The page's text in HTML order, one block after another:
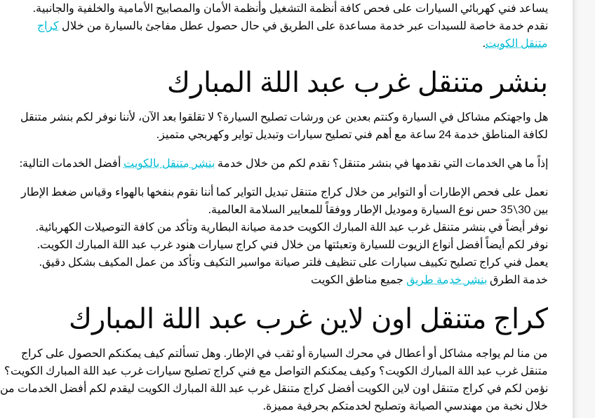
يساعد فني كهربائي السيارات على فحص كافة أنظمة التشغيل وأنظمة الأمان والمصابيح الأمامية والخلفية والجانبية.
نقدم خدمة خاصة للسيدات عبر خدمة مساعدة على الطريق في حال حصول عطل مفاجئ بالسيارة من خلال كراج
متنقل الكويت.
بنشر متنقل غرب عبد اللة المبارك
هل واجهتكم مشاكل في السيارة وكنتم بعدين عن ورشات تصليح السيارة؟ لا تقلقوا بعد الآن، لأننا نوفر لكم بنشر متنقل
لكافة المناطق خدمة 24 ساعة مع أهم فني تصليح سيارات وتبديل تواير وكهربجي متميز.
إذاً ما هي الخدمات التي نقدمها في بنشر متنقل؟ نقدم لكم من خلال خدمة بنشر متنقل بالكويت أفضل الخدمات التالية:
نعمل على فحص الإطارات أو التواير من خلال كراج متنقل تبديل التواير كما أننا نقوم بنفخها بالهواء وقياس ضغط الإطار
بين 30\35 حس نوع السيارة وموديل الإطار ووفقاً للمعايير السلامة العالمية.
نوفر أيضاً في بنشر متنقل غرب عبد اللة المبارك الكويت خدمة صيانة البطارية وتأكد من كافة التوصيلات الكهربائية.
نوفر لكم أيضاً أفضل أنواع الزيوت للسيارة وتعبئتها من خلال فني كراج سيارات هنود غرب عبد اللة المبارك الكويت.
يعمل فني كراج تصليح تكييف سيارات على تنظيف فلتر صيانة مواسير التكيف وتأكد من عمل المكيف بشكل دقيق.
خدمة الطرق بنشر خدمة طريق جميع مناطق الكويت
كراج متنقل اون لاين غرب عبد اللة المبارك
من منا لم يواجه مشاكل أو أعطال في محرك السيارة أو ثقب في الإطار. وهل تسألتم كيف يمكنكم الحصول على كراج
متنقل غرب عبد اللة المبارك الكويت؟ وكيف يمكنكم التواصل مع فني كراج تصليح سيارات غرب عبد اللة المبارك الكويت؟
نؤمن لكم في كراج متنقل اون لاين الكويت أفضل كراج متنقل غرب عبد اللة المبارك الكويت ليقدم لكم أفضل الخدمات من
خلال نخبة من مهندسي الصيانة وتصليح لخدمتكم بحرفية مميزة.